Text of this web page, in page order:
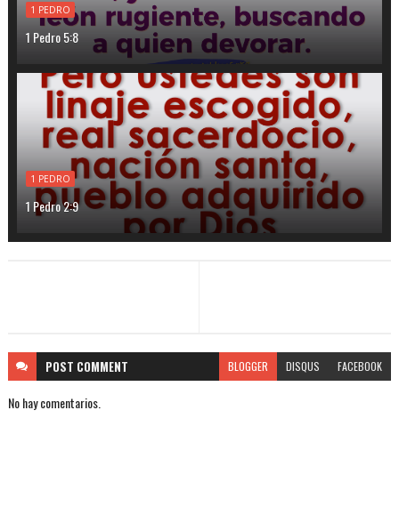
1 PEDRO
1 Pedro 5:8
1 PEDRO
1 Pedro 2:9
POST COMMENT BLOGGER DISQUS FACEBOOK
No hay comentarios.